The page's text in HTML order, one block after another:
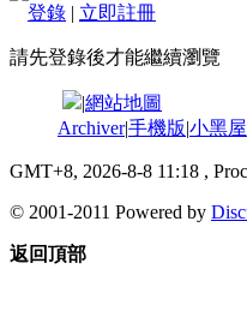
登錄 | 立即註冊
請先登錄後才能繼續瀏覽
|網站地圖
Archiver|手機版|小黑屋
GMT+8, 2026-8-8 11:18 ,
© 2001-2011 Powered by
返回頂部